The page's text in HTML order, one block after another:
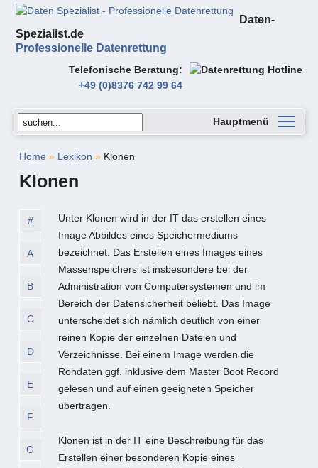
Daten-
Spezialist.de
Professionelle Datenrettung
Telefonische Beratung
+49 (0)8376 742 99 64
Hauptmenü
Home » Lexikon »Klonen
Klonen
#
A
B
C
D
E
F
G
Unter Klonen wird in der IT das erstellen eines
Image Abbildes eines Speichermediums
bezeichnet. Das Erstellen eines Images eines
Massenspeichers ist insbesondere bei der
Administration von Computersystemen und im
Bereich der Datensicherheit beliebt. Das Image
unterscheidet sich nämlich deutlich von einer
reinen Kopie der einzelnen Dateien und
Verzeichnisse. Bei einem Image werden die
Rohdaten ggf. inklusive dem Master Boot Record
gelesen und auf einen geeigneten Speicher
übertragen.
Klonen ist in der IT eine Beschreibung für das
Erstellen einer besonderen Kopie eines